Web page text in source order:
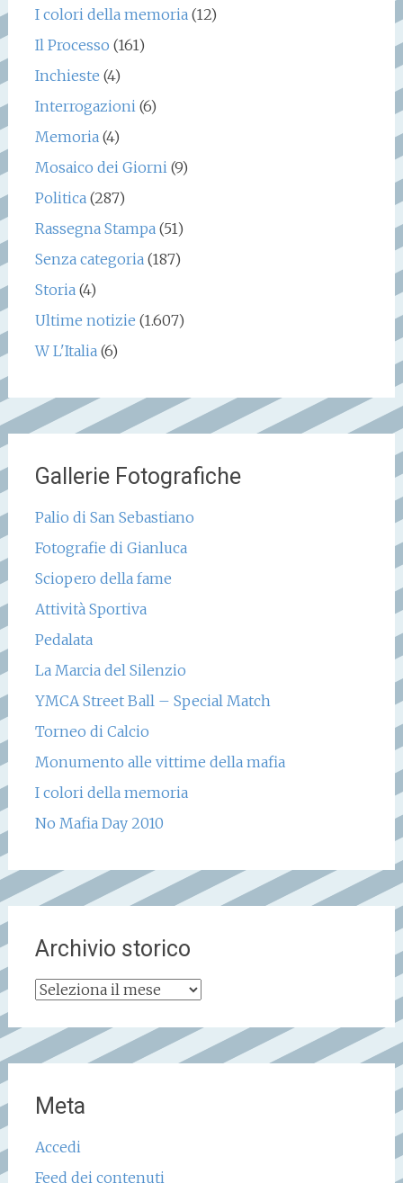
I colori della memoria (12)
Il Processo (161)
Inchieste (4)
Interrogazioni (6)
Memoria (4)
Mosaico dei Giorni (9)
Politica (287)
Rassegna Stampa (51)
Senza categoria (187)
Storia (4)
Ultime notizie (1.607)
W L'Italia (6)
Gallerie Fotografiche
Palio di San Sebastiano
Fotografie di Gianluca
Sciopero della fame
Attività Sportiva
Pedalata
La Marcia del Silenzio
YMCA Street Ball – Special Match
Torneo di Calcio
Monumento alle vittime della mafia
I colori della memoria
No Mafia Day 2010
Archivio storico
Archivio
Meta
Accedi
Feed dei contenuti